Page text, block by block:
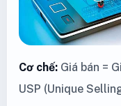
Cơ chế: Giá bán =
USP (Unique